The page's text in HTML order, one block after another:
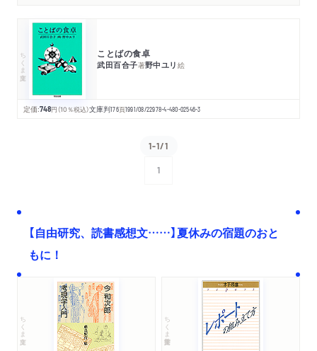
ちくま文庫 ことばの食卓
武田百合子著野中ユリ 絵
定価:748円 （10％税込）文庫判176頁1991/08/22978-4-480-02546-3
1-1/1
1
【自由研究、読書感想文……】夏休みの宿題のおと
もに！
ちくま文庫 ちくま学芸文庫